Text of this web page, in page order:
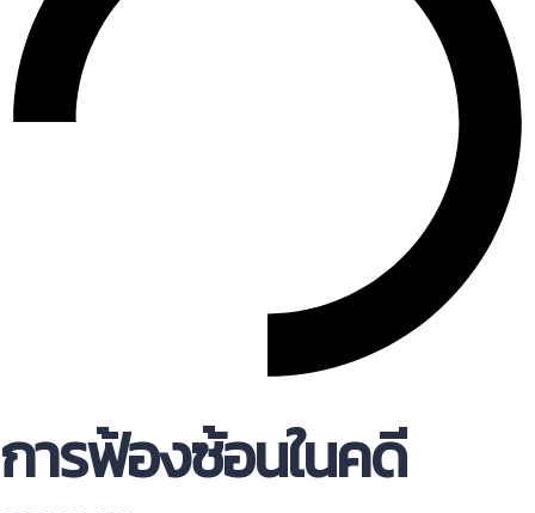
การฟ้องซ้อนในคดี